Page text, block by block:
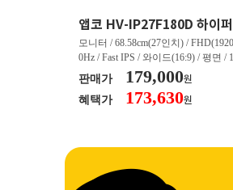
모니터 / 68.58cm(27인치) /
0Hz / Fast IPS / 와이드(16:9) / 평면 /
50nit / 1,000:1 / 헤드폰 아웃 / LED 조
하) / 6kg / [색상영역] / sRGB:128% /
5% / DCI-P3:91% / NTSC:90% / [게임
판매가 179,000원
혜택가 173,630원